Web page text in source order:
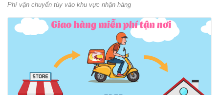
Phí vận chuyển tùy vào khu vực nhận hàng